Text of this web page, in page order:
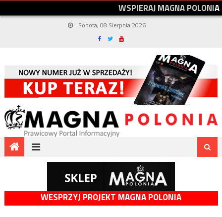
WSPIERAJMAGNAPOLONIA
Sobota, 08 Sierpnia 2026
WESPRZYJ PROJEKT MAGNA POLONIA